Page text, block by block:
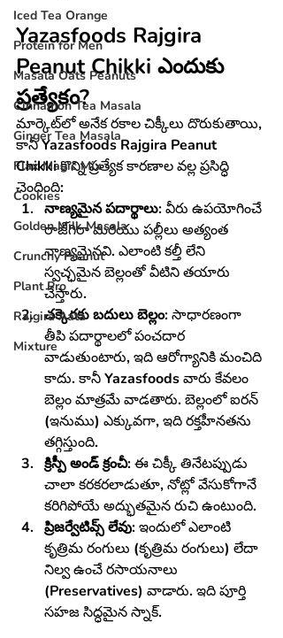
Iced Tea Orange
Protein for Men
Masala Oats Peanuts
Cinnamon Tea Masala
Ginger Tea Masala
Flax Magic Mix
Cookies
Golden Milk Masala
Crunchy Peanut
Plant Pro
Rajgira Aata
Mixture
Yazasfoods Rajgira
Peanut Chikki ఎందుకు
ప్రత్యేకం?
మార్కెట్‌లో అనేక రకాల చిక్కీలు దొరుకుతాయి,
కానీ Yazasfoods Rajgira Peanut
Chikki కొన్ని ప్రత్యేక కారణాల వల్ల ప్రసిద్ధి
చెందింది:
నాణ్యమైన పదార్థాలు: వీరు ఉపయోగించే
రాజ్‌గిరా మరియు పల్లీలు అత్యంత
నాణ్యమైనవి. ఎలాంటి కల్తీ లేని
స్వచ్ఛమైన బెల్లంతో వీటిని తయారు
చేస్తారు.
చక్కెరకు బదులు బెల్లం: సాధారణంగా
తీపి పదార్థాలలో పంచదార
వాడుతుంటారు, ఇది ఆరోగ్యానికి మంచిది
కాదు. కానీ Yazasfoods వారు కేవలం
బెల్లం మాత్రమే వాడతారు. బెల్లంలో ఐరన్
(ఇనుము) ఎక్కువగా, ఇది రక్తహీనతను
తగ్గిస్తుంది.
క్రిస్పీ అండ్ క్రంచీ: ఈ చిక్కీ తినేటప్పుడు
చాలా కరకరలాడుతూ, నోట్లో వేసుకోగానే
కరిగిపోయే అద్భుతమైన రుచి ఉంటుంది.
ప్రిజర్వేటివ్స్ లేవు: ఇందులో ఎలాంటి
కృత్రిమ రంగులు (కృత్రిమ రంగులు) లేదా
నిల్వ ఉంచే రసాయనాలు
(Preservatives) వాడారు. ఇది పూర్తి
సహజ సిద్ధమైన స్నాక్.